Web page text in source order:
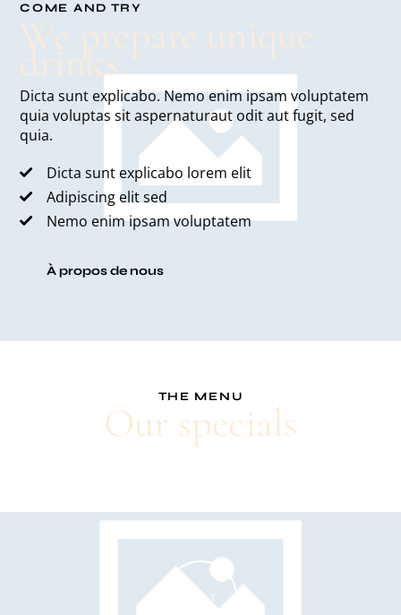
COME AND TRY
We prepare unique
drinks
Dicta sunt explicabo. Nemo enim ipsam voluptatem
quia voluptas sit aspernaturaut odit aut fugit, sed
quia.
Dicta sunt explicabo lorem elit
Adipiscing elit sed
Nemo enim ipsam voluptatem
À propos de nous
THE MENU
Our specials
PLAY